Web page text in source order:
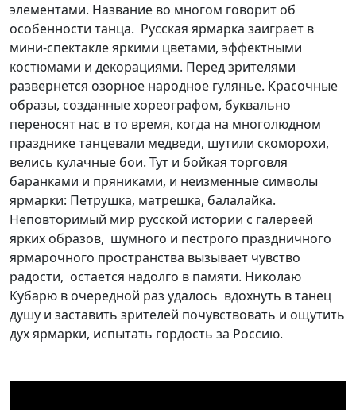
элементами. Название во многом говорит об
особенности танца. Русская ярмарка заиграет в
мини-спектакле яркими цветами, эффектными
костюмами и декорациями. Перед зрителями
развернется озорное народное гулянье. Красочные
образы, созданные хореографом, буквально
переносят нас в то время, когда на многолюдном
празднике танцевали медведи, шутили скоморохи,
велись кулачные бои. Тут и бойкая торговля
баранками и пряниками, и неизменные символы
ярмарки: Петрушка, матрешка, балалайка.
Неповторимый мир русской истории с галереей
ярких образов, шумного и пестрого праздничного
ярмарочного пространства вызывает чувство
радости, остается надолго в памяти. Николаю
Кубарю в очередной раз удалось вдохнуть в танец
душу и заставить зрителей почувствовать и ощутить
дух ярмарки, испытать гордость за Россию.